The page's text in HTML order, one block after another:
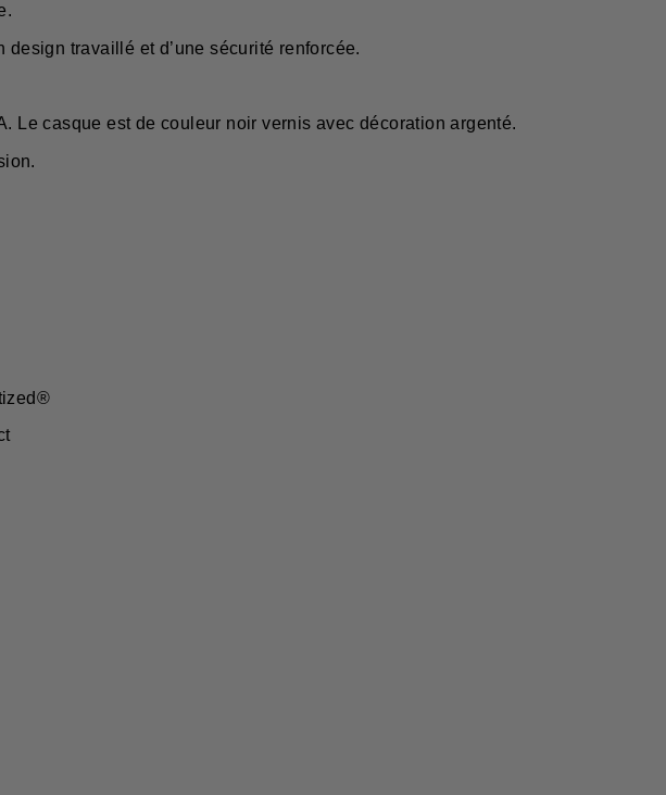
travaillé et d’une sécurité renforcée.
Le casque est de couleur noir vernis avec décoration argenté.